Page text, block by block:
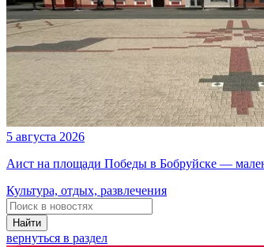
5 августа 2026
Аист на площади Победы в Бобруйске —
Культура, отдых, развлечения
Найти
вернуться в раздел